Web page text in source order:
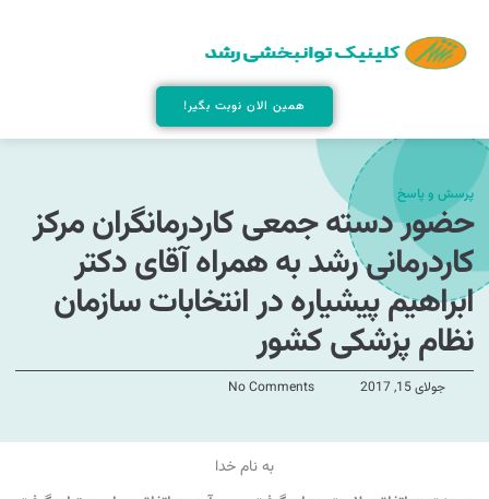
همین الان نوبت بگیر!
پرسش و پاسخ
حضور دسته جمعی کاردرمانگران مرکز
کاردرمانی رشد به همراه آقای دکتر
ابراهیم پیشیاره در انتخابات سازمان
نظام پزشکی کشور
جولای 15, 2017 No Comments
به نام خدا